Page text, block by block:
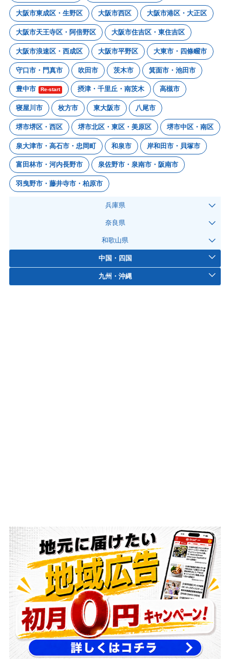
大阪市東成区・生野区 大阪市西区 大阪市港区・大正区
大阪市天王寺区・阿倍野区 大阪市住吉区・東住吉区
大阪市浪速区・西成区 大阪市平野区 大東市・四條畷市
守口市・門真市 吹田市 茨木市 箕面市・池田市
豊中市 Re-start 摂津・千里丘・南茨木 高槻市
寝屋川市 枚方市 東大阪市 八尾市
堺市堺区・西区 堺市北区・東区・美原区 堺市中区・南区
泉大津市・高石市・忠岡町 和泉市 岸和田市・貝塚市
富田林市・河内長野市 泉佐野市・泉南市・阪南市
羽曳野市・藤井寺市・柏原市
兵庫県
奈良県
和歌山県
中国・四国
九州・沖縄